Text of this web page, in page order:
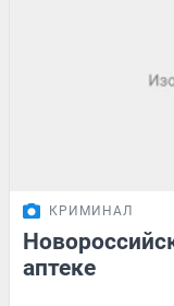
КРИМИНАЛ
аптеке